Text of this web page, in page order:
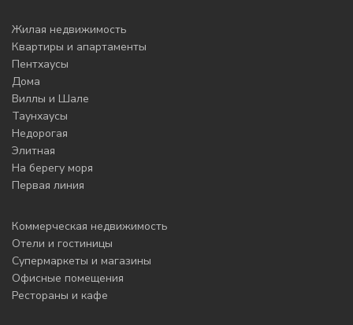
Жилая недвижимость
Квартиры и апартаменты
Пентхаусы
Дома
Виллы и Шале
Таунхаусы
Недорогая
Элитная
На берегу моря
Первая линия
Коммерческая недвижимость
Отели и гостиницы
Супермаркеты и магазины
Офисные помещения
Рестораны и кафе